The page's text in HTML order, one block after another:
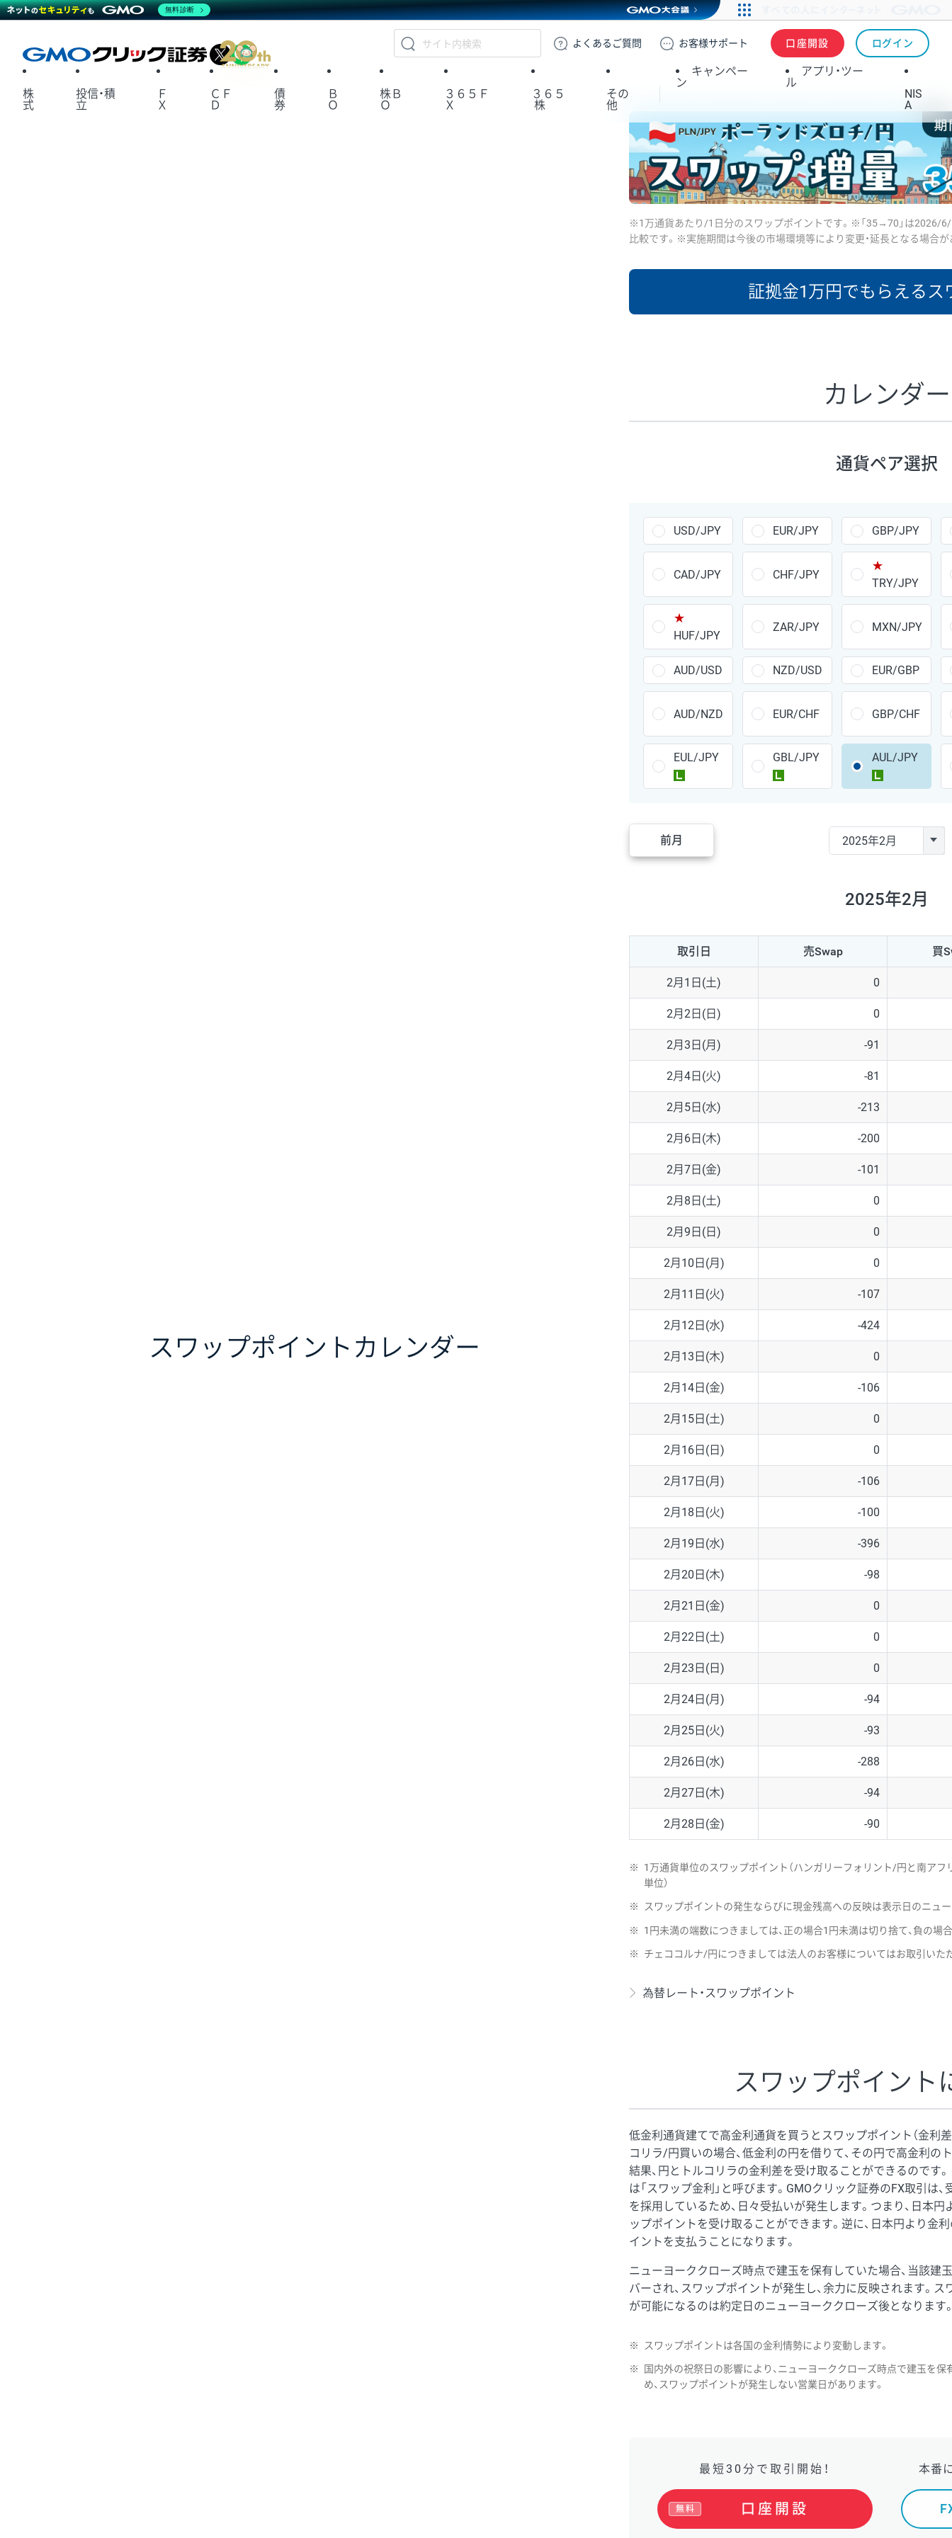
GMOクリック証券
よくある ご質問 お客様サポート 口座開設 ログイン
X
株
式
投信・積
立
Ｆ
Ｘ
ＣＦ
Ｄ
債
券
Ｂ
Ｏ
株Ｂ
Ｏ
３６５Ｆ
Ｘ
３６５
株
その
他
キャンペー
ン
アプリ・ツー
ル
NIS
A
スワップポイント カレンダー
※1万通貨あたり/1日分のスワップポイントです。※「35→70」は2026/6/
比較です。※実施期間は今後の市場環境等により変更・延長となる場合が
証拠金1万円でもらえるス
あたりの
ポイント
GBP/JPY 170円
AUD/JPY 106円
NZD/JPY 28円
CAD/JPY 38円
CHF/JPY 34円
PLN/JPY 35円
HUF/JPY 16円
ZAR/JPY 130円
MXN/JPY 140円
AUD/USD
NZD/USD 41円
EUR/GBP 71円
EUR/AUD 103円
GBP/AUD 43円
AUD/NZD 66円
EUR/CHF 111円
GBP/CHF 220円
USD/CHF 160円
※2026/6/30の当社のスワップポイントおよび、同日の為替レートに
※取引証拠金は同日の当社為替レート（ニューヨーククローズ・MIDレ
※ハンガリーフォリント/円と南アフリカランド/円とメキシコペソ/
カレンダー
通貨ペア選択
USD/JPY EUR/JPY GBP/JPY
CAD/JPY CHF/JPY
★
TRY/JPY
★
HUF/JPY
ZAR/JPY MXN/JPY
AUD/USD NZD/USD EUR/GBP
AUD/NZD EUR/CHF GBP/CHF
EUL/JPY
GBL/JPY
AUL/JPY
前月
2025年2月
取引日 売Swap 買
2月1日(土) 0
2月2日(日) 0
2月3日(月) -91
2月4日(火) -81
2月5日(水) -213
2月6日(木) -200
2月7日(金) -101
2月8日(土) 0
2月9日(日) 0
2月10日(月) 0
2月11日(火) -107
2月12日(水) -424
2月13日(木) 0
2月14日(金) -106
2月15日(土) 0
2月16日(日) 0
2月17日(月) -106
2月18日(火) -100
2月19日(水) -396
2月20日(木) -98
2月21日(金) 0
2月22日(土) 0
2月23日(日) 0
2月24日(月) -94
2月25日(火) -93
2月26日(水) -288
2月27日(木) -94
2月28日(金) -90
※
1万通貨単位のスワップポイント（ハンガリーフォリント/円と南ア
単位）
※ スワップポイントの発生ならびに現金残高への反映は表示日のニュ
※ 1円未満の端数につきましては、正の場合1円未満は切り捨て、負の場
※ チェココルナ/円につきましては法人のお客様についてはお取引いた
為替レート・スワップポイント
スワップポイント
低金利通貨建てで高金利通貨を買うとスワップポイント（金利
コリラ/円買いの場合、低金利の円を借りて、その円で高金利の
結果、円とトルコリラの金利差を受け取ることができるのです
は「スワップ金利」と呼びます。GMOクリック証券のFX取引は
を採用しているため、日々受払いが発生します。つまり、日本
ップポイントを受け取ることができます。逆に、日本円より金
イントを支払うことになります。
ニューヨーククローズ時点で建玉を保有していた場合、当該建
バーされ、スワップポイントが発生し、余力に反映されます。
が可能になるのは約定日のニューヨーククローズ後となります
※ スワップポイントは各国の金利情勢により変動します。
※
国内外の祝祭日の影響により、ニューヨーククローズ時点で建玉を
め、スワップポイントが発生しない営業日があります。
最短30分で取引開始！
口座開設
無料
本番
無料診断